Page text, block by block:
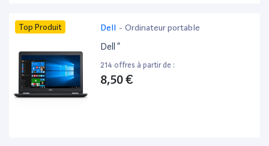
Top Produit Dell - Ordinateur portable
Dell ”
214 offres à partir de :
8,50 €